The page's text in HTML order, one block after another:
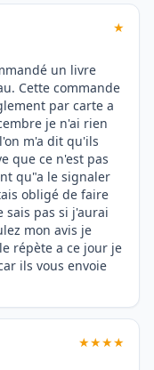
★
un livre
Cette commande
par carte a
je n'ai rien
m'a dit qu'ils
que ce n'est pas
qu"a le signaler
obligé de faire
sais pas si j'aurai
mon avis je
répète a ce jour je
ils vous envoie
★★★★